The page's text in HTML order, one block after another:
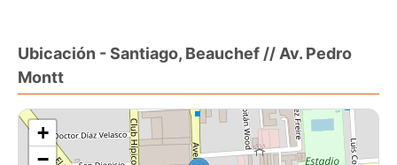
Ventanales termopanel.
Lámparas y cortinas roller incluidas.
Living comedor luminoso.
Piso flotante en todo el departamento excelente estado.
Cocina americana equipada con horno, campana, y cocina
eléctrica.
Ubicación - Santiago, Beauchef // Av. Pedro
Montt
+
−